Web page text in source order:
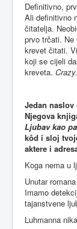
Definitivno,
Ali definitivno
čitatelja.
prvo trčati.
krevet čitati.
koji se cijeli
kreveta. Crazy.
Jedan
Njegova
Ljubav kao
kôd i sloj
aktere i
Koga nema u
Unutar
Imamo
tajanstvene
Luhmanna